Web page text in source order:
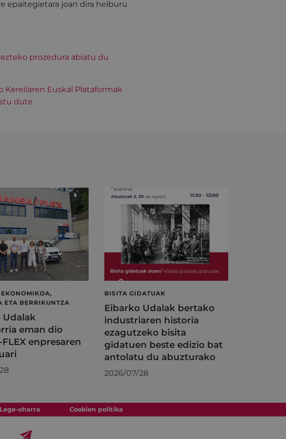
epaitegietara joan dira helburu
prozedura abiatu du
Euskal Plataformak
dute
ETA BERRIKUNTZA
Udalak
eman dio
enpresaren
BISITA GIDATUAK
Eibarko Udalak bertako
industriaren historia
ezagutzeko bisita
gidatuen beste edizio bat
antolatu du abuzturako
2026/07/28
Lege-oharra Cookien politika